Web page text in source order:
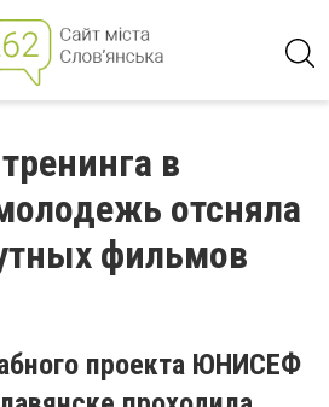
в
отсняла
фильмов
проекта ЮНИСЕФ